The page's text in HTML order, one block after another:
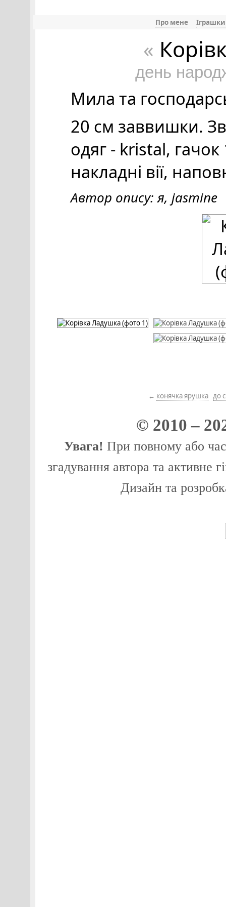
Про мене Іграшки
«
день
Мила та
20 см заввишки.
одяг - kristal,
накладні вії,
Автор опису: я, jasmine
← конячка ярушка до
© 2010 –
Увага! При повному або
згадування автора та активне
Дизайн та